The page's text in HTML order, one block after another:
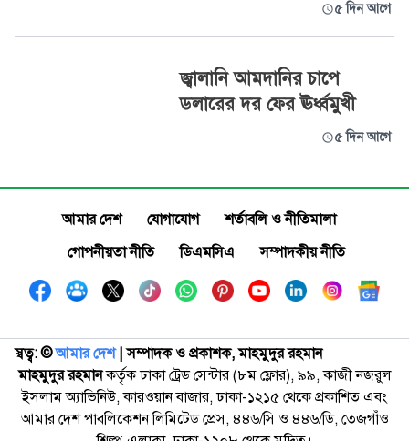
৫ দিন আগে
জ্বালানি আমদানির চাপে
ডলারের দর ফের ঊর্ধ্বমুখী
৫ দিন আগে
আমার দেশ যোগাযোগ
শর্তাবলি ও নীতিমালা
গোপনীয়তা নীতি
ডিএমসিএ সম্পাদকীয় নীতি
স্বত্ব: ©️আমার দেশ| সম্পাদক ও প্রকাশক, মাহমুদুর রহমান
মাহমুদুর রহমানকর্তৃক ঢাকা ট্রেড সেন্টার (৮ম ফ্লোর), ৯৯, কাজী নজরুল
ইসলাম অ্যাভিনিউ, কারওয়ান বাজার, ঢাকা-১২১৫ থেকে প্রকাশিত এবং
আমার দেশ পাবলিকেশন লিমিটেড প্রেস, ৪৪৬/সি ও ৪৪৬/ডি, তেজগাঁও